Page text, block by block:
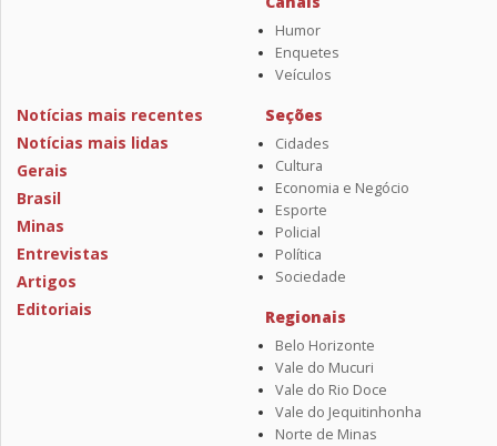
Humor
Enquetes
Veículos
Notícias mais recentes
Notícias mais lidas
Gerais
Brasil
Minas
Entrevistas
Artigos
Editoriais
Seções
Cidades
Cultura
Economia e Negócio
Esporte
Policial
Política
Sociedade
Regionais
Belo Horizonte
Vale do Mucuri
Vale do Rio Doce
Vale do Jequitinhonha
Norte de Minas